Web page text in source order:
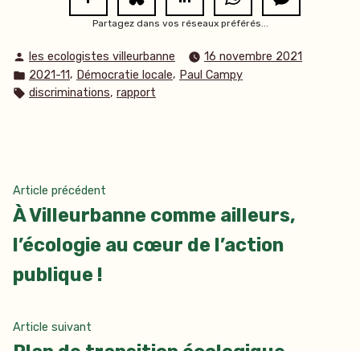
Partagez dans vos réseaux préférés...
Publié
par
les ecologistes villeurbanne
16 novembre 2021
Publié
dans
2021-11, Démocratie locale, Paul Campy
Étiquettes :
discriminations, rapport
Navigation
de
l’article
Article précédent
précédent :
À Villeurbanne comme ailleurs,
l’écologie au cœur de l’action
publique !
Article suivant
suivant